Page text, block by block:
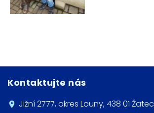
Kontaktujte nás
Jižní 2777, okres Louny, 438 01 Žatec